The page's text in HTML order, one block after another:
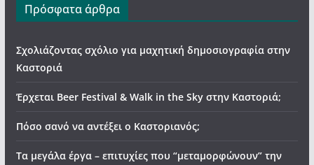
Πρόσφατα άρθρα
Σχολιάζοντας σχόλιο για μαχητική δημοσιογραφία στην
Καστοριά
Έρχεται Beer Festival & Walk in the Sky στην Καστοριά;
Πόσο σανό να αντέξει ο Καστοριανός;
Τα μεγάλα έργα – επιτυχίες που “μεταμορφώνουν” την